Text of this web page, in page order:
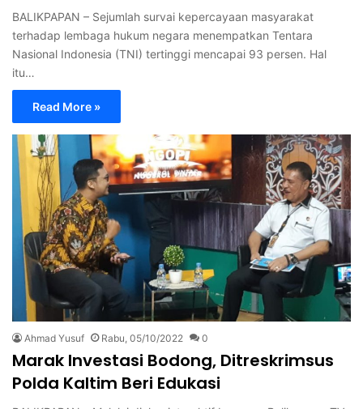
BALIKPAPAN – Sejumlah survai kepercayaan masyarakat
terhadap lembaga hukum negara menempatkan Tentara
Nasional Indonesia (TNI) tertinggi mencapai 93 persen. Hal
itu…
Read More »
Ahmad Yusuf Rabu, 05/10/2022 0
Marak Investasi Bodong, Ditreskrimsus
Polda Kaltim Beri Edukasi